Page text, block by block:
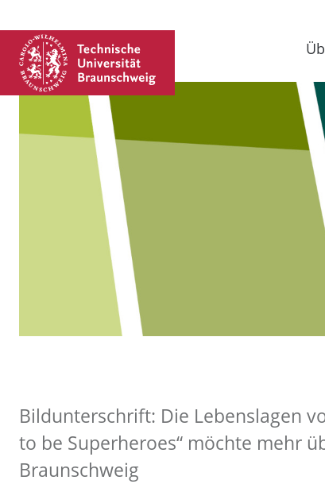
Bildunterschrift: Die Lebenslagen
to be Superheroes“ möchte mehr
Braunschweig